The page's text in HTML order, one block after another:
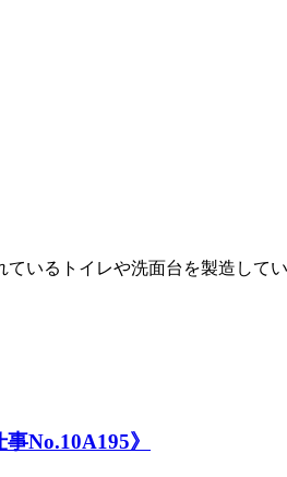
いるトイレや洗面台を製造して
No.10A195》